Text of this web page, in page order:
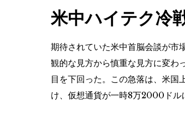
米中ハイテク冷
期待されていた米中首脳会談が市
観的な見方から慎重な見方に変
目を下回った。この急落は、米
け、仮想通貨が一時8万2000ドル